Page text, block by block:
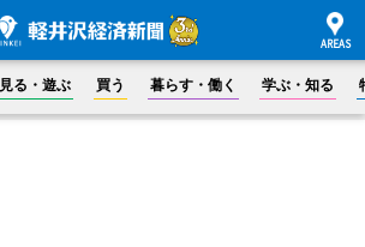
見る・遊ぶ 買う 暮らす・働く 学ぶ・知る